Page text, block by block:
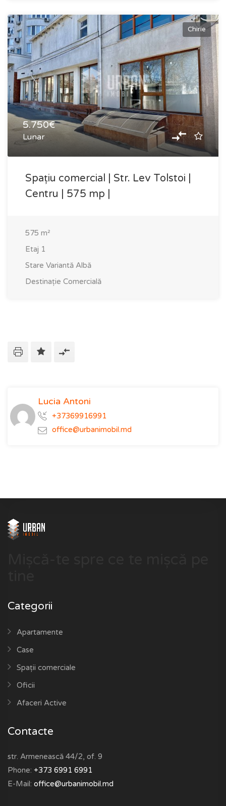
Chirie
5.750€
Lunar
Spațiu comercial | Str. Lev Tolstoi |
Centru | 575 mp |
575 m²
Etaj 1
Stare Variantă Albă
Destinație Comercială
Lucia Antoni
+37369916991
office@urbanimobil.md
Categorii
Apartamente
Case
Spații comerciale
Oficii
Afaceri Active
Contacte
str. Armenească 44/2, of. 9
Phone: +373 6991 6991
E-Mail: office@urbanimobil.md